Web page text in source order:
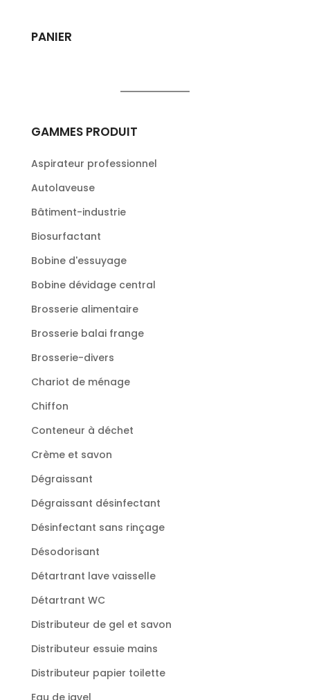
PANIER
GAMMES PRODUIT
Aspirateur professionnel
Autolaveuse
Bâtiment-industrie
Biosurfactant
Bobine d'essuyage
Bobine dévidage central
Brosserie alimentaire
Brosserie balai frange
Brosserie-divers
Chariot de ménage
Chiffon
Conteneur à déchet
Crème et savon
Dégraissant
Dégraissant désinfectant
Désinfectant sans rinçage
Désodorisant
Détartrant lave vaisselle
Détartrant WC
Distributeur de gel et savon
Distributeur essuie mains
Distributeur papier toilette
Eau de javel